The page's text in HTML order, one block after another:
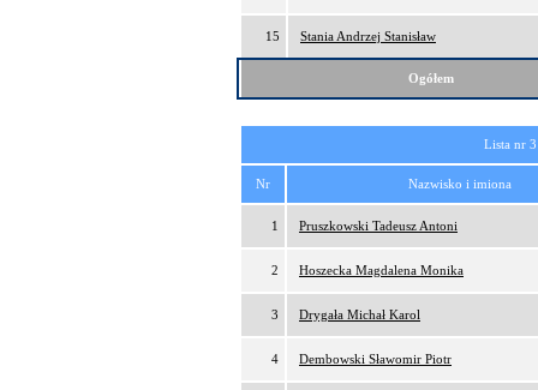
15 Stania Andrzej Stanisław
Ogółem
Lista nr
Nr Nazwisko i imiona
1 Pruszkowski Tadeusz Antoni
2 Hoszecka Magdalena Monika
3 Drygała Michał Karol
4 Dembowski Sławomir Piotr